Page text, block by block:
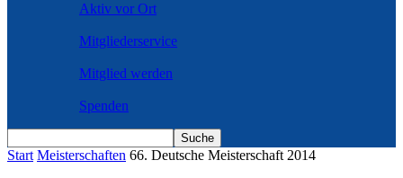
Aktiv vor Ort
Mitgliederservice
Mitglied werden
Spenden
Start Meisterschaften 66. Deutsche Meisterschaft 2014